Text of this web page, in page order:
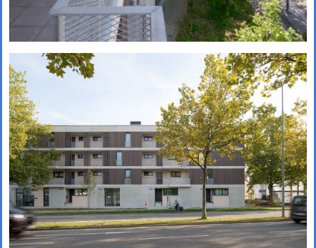
Auch in Leverkusen erfolgreich!
Unser gemeinsamer Beitrag
„Green Campus“ mit Treibhaus
Wettbewerb „Gewerbequartier an
der Niederfeldstraße“ in
Leverkusen wurde mit dem 1. Preis
↓ Scrollen um ältere Beiträge zu laden
Alle Beiträge geladen
Beiträge werden geladen